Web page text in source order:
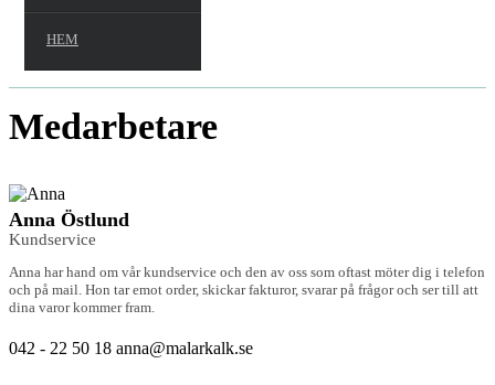
HEM
Medarbetare
Anna Östlund
Kundservice
Anna har hand om vår kundservice och den av oss som oftast möter dig i telefon
och på mail. Hon tar emot order, skickar fakturor, svarar på frågor och ser till att
dina varor kommer fram.
042 - 22 50 18 anna@malarkalk.se